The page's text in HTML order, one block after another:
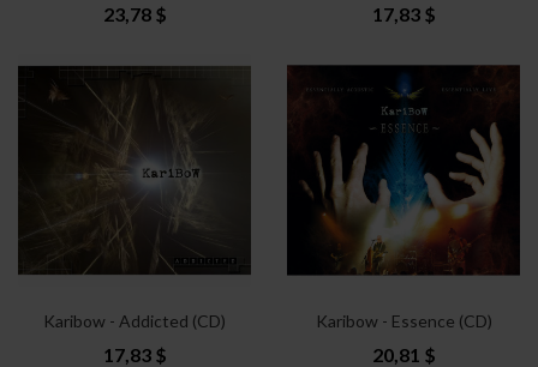
23,78 $ 17,83 $
Karibow - Addicted (CD)
17,83 $
Karibow - Essence (CD)
20,81 $